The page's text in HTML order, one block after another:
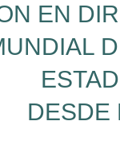
EN
DESDE